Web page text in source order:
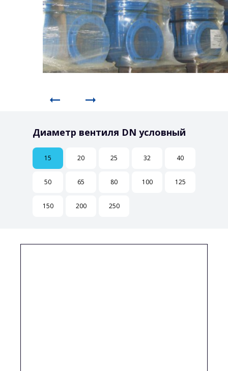
15 20 25 32 40
50 65 80 100 125
150 200 250
Диаметр вентиля DN условный